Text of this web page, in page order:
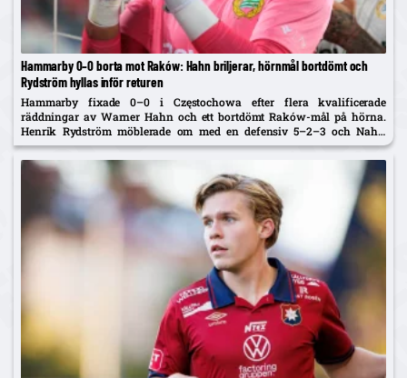
Hammarby 0–0 borta mot Raków: Hahn briljerar, hörnmål bortdömt och
Rydström hyllas inför returen
Hammarby fixade 0–0 i Częstochowa efter flera kvalificerade
räddningar av Warner Hahn och ett bortdömt Raków-mål på hörna.
Henrik Rydström möblerade om med en defensiv 5–2–3 och Nahir
Besara som falsk nia – och får beröm av spelarna. Returen spelas...